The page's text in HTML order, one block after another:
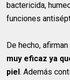
bactericida,
funciones
De hecho,
muy eficaz ya
piel. Además